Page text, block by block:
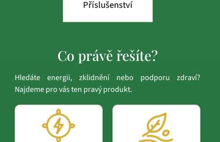
Příslušenství
Co právě řešíte?
Hledáte energii, zklidnění nebo podporu zdraví?
Najdeme pro vás ten pravý produkt.